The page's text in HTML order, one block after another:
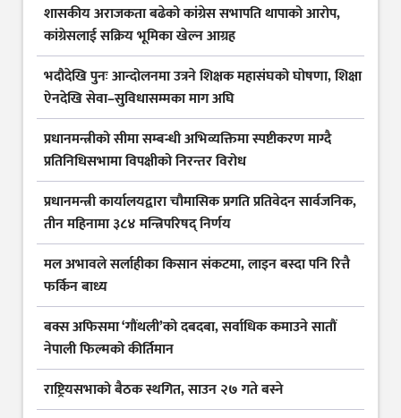
शासकीय अराजकता बढेको कांग्रेस सभापति थापाको आरोप,
कांग्रेसलाई सक्रिय भूमिका खेल्न आग्रह
भदौदेखि पुनः आन्दोलनमा उत्रने शिक्षक महासंघको घोषणा, शिक्षा
ऐनदेखि सेवा–सुविधासम्मका माग अघि
प्रधानमन्त्रीको सीमा सम्बन्धी अभिव्यक्तिमा स्पष्टीकरण माग्दै
प्रतिनिधिसभामा विपक्षीको निरन्तर विरोध
प्रधानमन्त्री कार्यालयद्वारा चौमासिक प्रगति प्रतिवेदन सार्वजनिक,
तीन महिनामा ३८४ मन्त्रिपरिषद् निर्णय
मल अभावले सर्लाहीका किसान संकटमा, लाइन बस्दा पनि रित्तै
फर्किन बाध्य
बक्स अफिसमा ‘गौंथली’को दबदबा, सर्वाधिक कमाउने सातौं
नेपाली फिल्मको कीर्तिमान
राष्ट्रियसभाको बैठक स्थगित, साउन २७ गते बस्ने